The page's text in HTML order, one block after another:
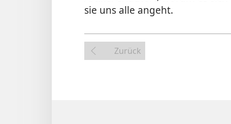
sie uns alle angeht.
Zurück